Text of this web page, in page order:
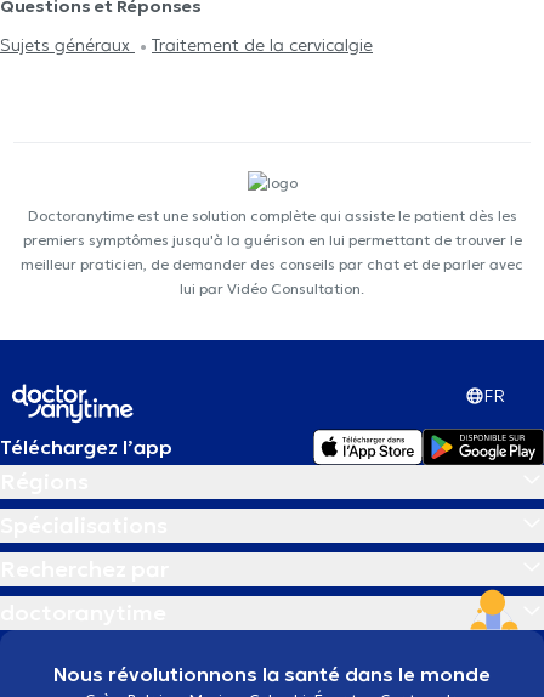
Questions et Réponses
Sujets généraux
Traitement de la cervicalgie
Doctoranytime est une solution complète qui assiste le patient dès les
premiers symptômes jusqu'à la guérison en lui permettant de trouver le
meilleur praticien, de demander des conseils par chat et de parler avec
lui par Vidéo Consultation.
FR
Téléchargez l’app
Nous révolutionnons la santé dans le monde